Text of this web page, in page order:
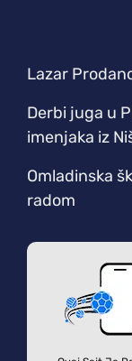
Lazar
Derbi juga u
imenjaka iz
Omladinska
radom